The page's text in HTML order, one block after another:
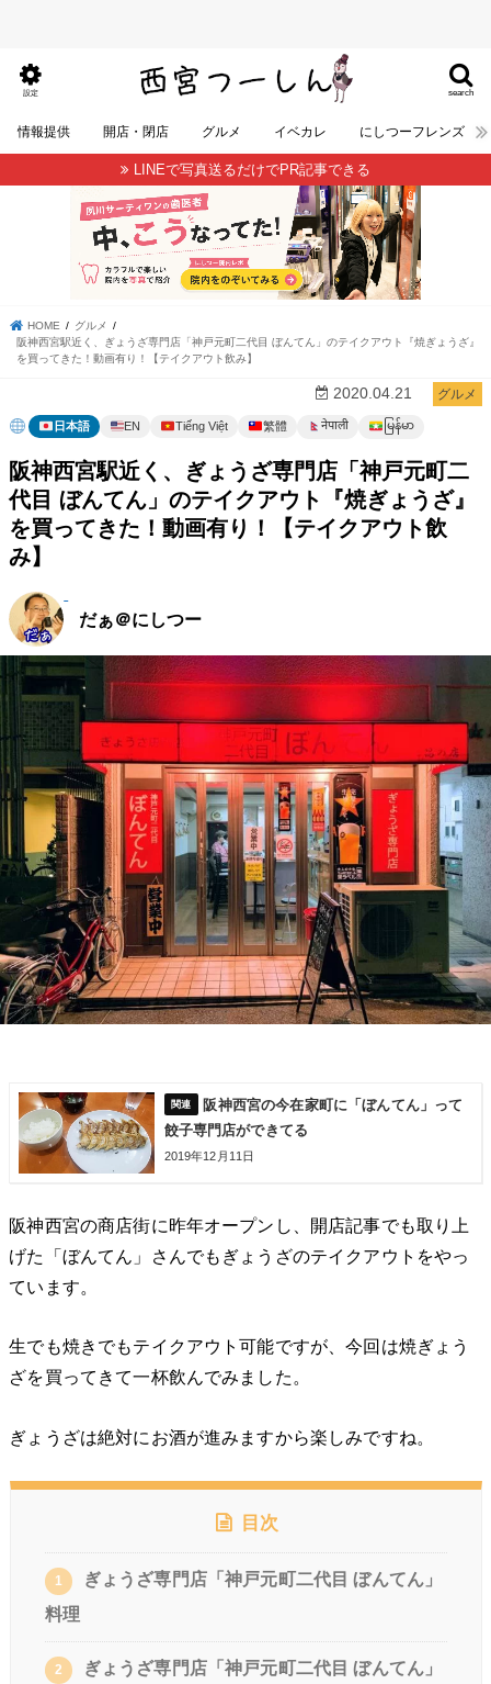
search
設定
情報提供 開店・閉店 グルメ イベカレ にしつーフレンズ
LINEで写真送るだけでPR記事できる
HOME
グルメ
阪神西宮駅近く、ぎょうざ専門店「神戸元町二代目 ぼんてん」のテイクアウト『焼ぎょうざ』
を買ってきた！動画有り！【テイクアウト飲み】
グルメ
2020.04.21
日本語 EN Tiếng Việt 繁體 नेपाली မြန်မာ
阪神西宮駅近く、ぎょうざ専門店「神戸元町二
代目 ぼんてん」のテイクアウト『焼ぎょうざ』
を買ってきた！動画有り！【テイクアウト飲
み】
だぁ＠にしつー
阪神西宮の今在家町に「ぼんてん」って
餃子専門店ができてる
2019年12月11日
阪神西宮の商店街に昨年オープンし、開店記事でも取り上
げた「ぼんてん」さんでもぎょうざのテイクアウトをやっ
ています。
生でも焼きでもテイクアウト可能ですが、今回は焼ぎょう
ざを買ってきて一杯飲んでみました。
ぎょうざは絶対にお酒が進みますから楽しみですね。
目次
1
ぎょうざ専門店「神戸元町二代目 ぼんてん」
料理
2
ぎょうざ専門店「神戸元町二代目 ぼんてん」